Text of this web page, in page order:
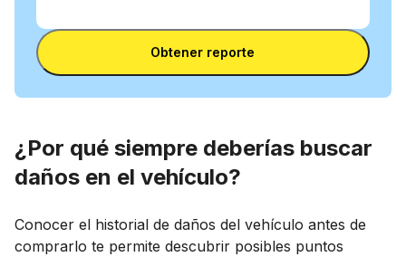
Ingresa el VIN
Obtener reporte
¿Por qué siempre deberías buscar
daños en el vehículo?
Conocer el historial de daños del vehículo antes de
comprarlo te permite descubrir posibles puntos